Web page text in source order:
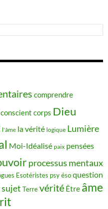
comprendre
conscient corps Dieu
l'âme la vérité logique Lumière
Moi-Idéalisé paix pensées
processus mentaux
Esotéristes psy ésoquestion
sujet Terrevérité Être âme